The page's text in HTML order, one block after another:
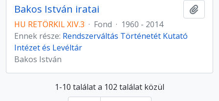
Bakos István iratai
HU RETÖRKIL XIV.3 · Fond · 1960 - 2014
Ennek része: Rendszerváltás Történetét Kutató
Intézet és Levéltár
Bakos István
1-10 találat a 102 találat közül